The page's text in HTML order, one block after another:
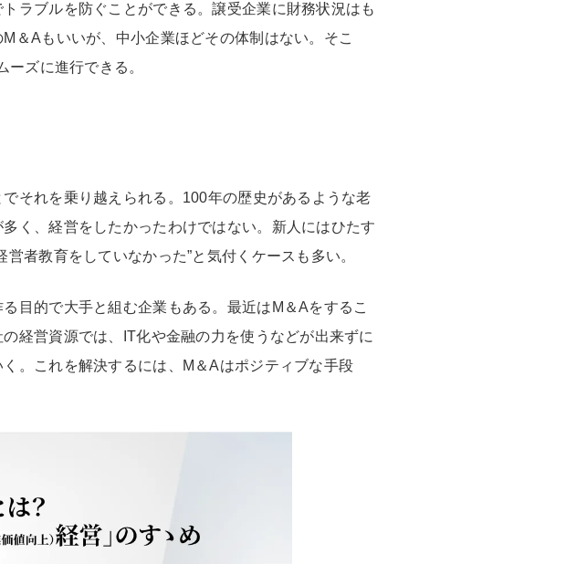
ラブルを防ぐことができる。譲受企業に財務状況はも
＆Aもいいが、中小企業ほどその体制はない。そこ
ズに進行できる。
それを乗り越えられる。100年の歴史があるような老
く、経営をしたかったわけではない。新人にはひたす
者教育をしていなかった”と気付くケースも多い。
目的で大手と組む企業もある。最近はM＆Aをするこ
経営資源では、IT化や金融の力を使うなどが出来ずに
。これを解決するには、M＆Aはポジティブな手段